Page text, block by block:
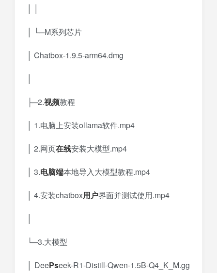
│ └─M系列芯片
│ Chatbox-1.9.5-arm64.dmg
├─2.视频教程
│ 1.电脑上安装ollama软件.mp4
│ 2.网页在线安装大模型.mp4
│ 3.电脑端本地导入大模型教程.mp4
│ 4.安装chatbox用户界面并测试使用.mp4
└─3.大模型
│ DeePseek-R1-Distill-Qwen-1.5B-Q4_K_M.gg